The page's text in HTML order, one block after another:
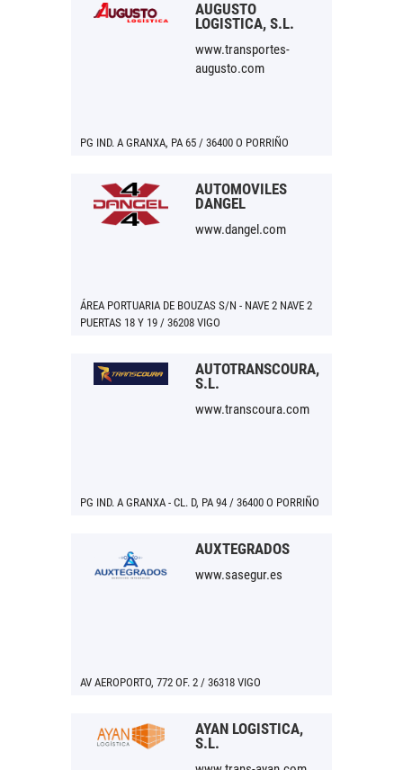
AUGUSTO
LOGISTICA, S.L.
www.transportes-
augusto.com
PG IND. A GRANXA, PA 65 / 36400 O PORRIÑO
AUTOMÓVILES
DANGEL
www.dangel.com
ÁREA PORTUARIA DE BOUZAS S/N - NAVE 2 NAVE 2
PUERTAS 18 Y 19 / 36208 VIGO
AUTOTRANSCOURA,
S.L.
www.transcoura.com
PG IND. A GRANXA - CL. D, PA 94 / 36400 O PORRIÑO
AUXTEGRADOS
www.sasegur.es
AV AEROPORTO, 772 OF. 2 / 36318 VIGO
AYAN LOGISTICA,
S.L.